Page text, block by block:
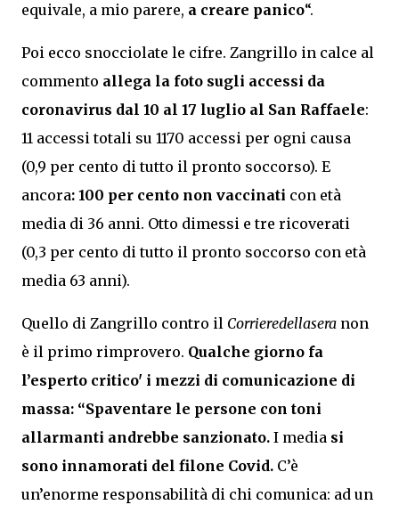
equivale, a mio parere, a creare panico“.
Poi ecco snocciolate le cifre. Zangrillo in calce al
commento allega la foto sugli accessi da
coronavirus dal 10 al 17 luglio al San Raffaele:
11 accessi totali su 1170 accessi per ogni causa
(0,9 per cento di tutto il pronto soccorso). E
ancora: 100 per cento non vaccinati con età
media di 36 anni. Otto dimessi e tre ricoverati
(0,3 per cento di tutto il pronto soccorso con età
media 63 anni).
Quello di Zangrillo contro il Corrieredellasera non
è il primo rimprovero. Qualche giorno fa
l’esperto critico' i mezzi di comunicazione di
massa: “Spaventare le persone con toni
allarmanti andrebbe sanzionato. I media si
sono innamorati del filone Covid. C’è
un’enorme responsabilità di chi comunica: ad un